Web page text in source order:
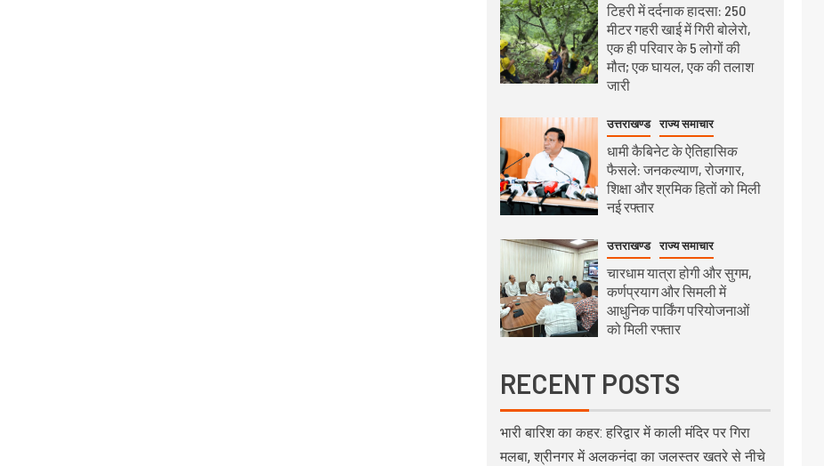
टिहरी में दर्दनाक हादसा: 250
मीटर गहरी खाई में गिरी बोलेरो,
एक ही परिवार के 5 लोगों की
मौत; एक घायल, एक की तलाश
जारी
उत्तराखण्ड राज्य समाचार
धामी कैबिनेट के ऐतिहासिक
फैसले: जनकल्याण, रोजगार,
शिक्षा और श्रमिक हितों को मिली
नई रफ्तार
उत्तराखण्ड राज्य समाचार
चारधाम यात्रा होगी और सुगम,
कर्णप्रयाग और सिमली में
आधुनिक पार्किंग परियोजनाओं
को मिली रफ्तार
RECENT POSTS
भारी बारिश का कहर: हरिद्वार में काली मंदिर पर गिरा
मलबा, श्रीनगर में अलकनंदा का जलस्तर खतरे से नीचे